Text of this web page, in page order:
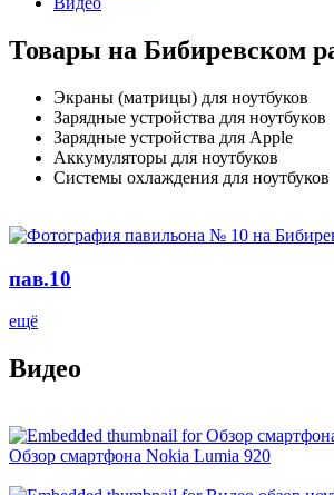
Товары на Бибиревском
Экраны (матрицы) для ноутбуков
Зарядные устройства для ноутбуков
Зарядные устройства для Apple
Аккумуляторы для ноутбуков
Системы охлаждения для ноутбуков
пав.10
ещё
Видео
Обзор смартфона Nokia Lumia 920